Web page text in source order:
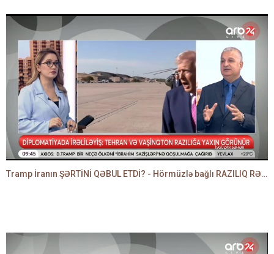
Tramp İranın ŞƏRTİNİ QƏBUL ETDİ? - Hörmüzlə bağlı RAZILIQ RƏSMƏN AÇIQLANIR -BAKİR HƏDƏNBƏYLİ danışır